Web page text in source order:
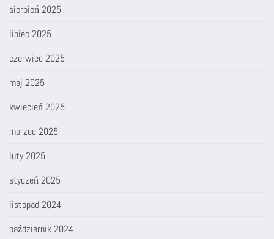
sierpień 2025
lipiec 2025
czerwiec 2025
maj 2025
kwiecień 2025
marzec 2025
luty 2025
styczeń 2025
listopad 2024
październik 2024